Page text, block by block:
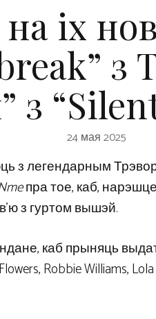
іх
з
з
24 мая 2025
з легендарным
пра тое, каб,
з гуртом вышэй.
каб прыняць
Robbie Williams,